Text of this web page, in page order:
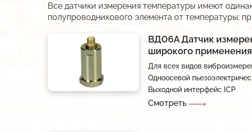
Низкотемпературные LED-драйверы
Снято с производства
Импортозамещение
Прайс
Все датчики измерения температуры имеют
полупроводникового элемента от температуры:
ВД06А Датчик
широкого применения
Для всех видов
Одноосевой
Выходной интерфейс ICP
Смотреть